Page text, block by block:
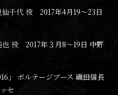
千代 役 2017年4月19〜23日
役 2017年３月8〜19日 中野
」 ボルテージブース 織田信長
セ